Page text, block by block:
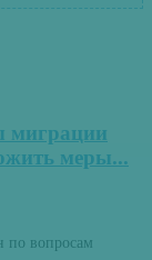
миграции
меры...
по вопросам